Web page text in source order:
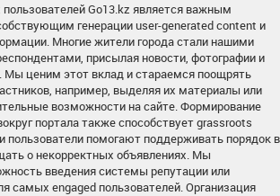
Go13.kz является важным
генерации user-generated content и
Многие жители города стали нашими
присылая новости, фотографии и
Мы ценим этот вклад и стараемся поощрять
например, выделяя их материалы или
возможности на сайте. Формирование
портала также способствует grassroots
пользователи помогают поддерживать порядок в
о некорректных объявлениях. Мы
введения системы репутации или
самых engaged пользователей. Организация